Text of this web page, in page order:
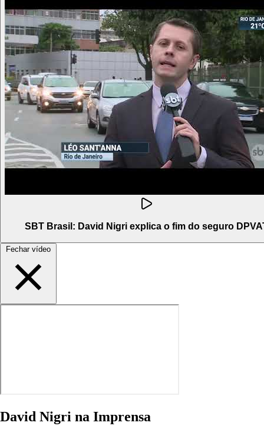
SBT Brasil: David Nigri explica o fim do seguro
Fechar vídeo
David Nigri na Imprensa